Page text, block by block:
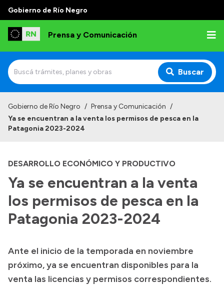
Gobierno de Río Negro
Prensa y Comunicación
Buscar
Institucional
Referentes de prensa
Archivo de noticias
Transparencia
Boletín Oficial
Compras y licitaciones
Gobierno de Río Negro / Prensa y Comunicación /
Ya se encuentran a la venta los permisos de pesca en la
Patagonia 2023-2024
DESARROLLO ECONÓMICO Y PRODUCTIVO
Ya se encuentran a la venta
los permisos de pesca en la
Patagonia 2023-2024
Ante el inicio de la temporada en noviembre
próximo, ya se encuentran disponibles para la
venta las licencias y permisos correspondientes.